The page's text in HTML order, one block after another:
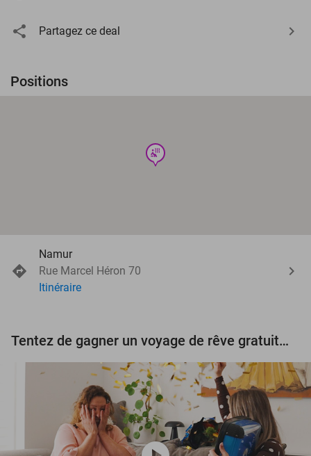
Partagez ce deal
Positions
wellness
Namur
Rue Marcel Héron 70
Itinéraire
Tentez de gagner un voyage de rêve gratuit d'une valeur de 3.000 € !